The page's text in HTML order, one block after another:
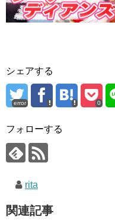
シェアする
error 0
フォローする
rita
関連記事